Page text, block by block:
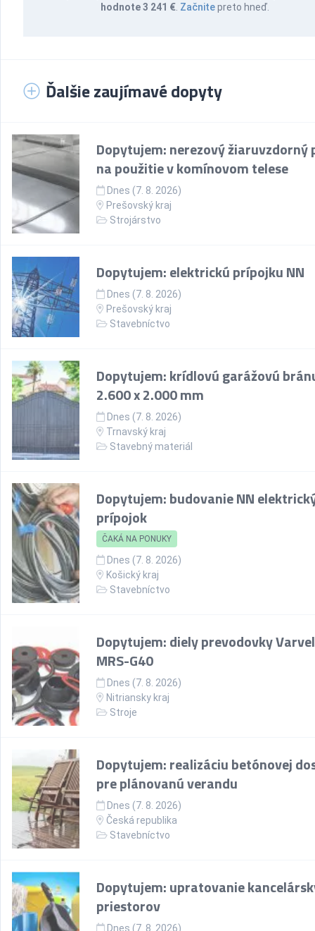
hodnote 3 241 € Začnitepreto hneď.
Ďalšie zaujímavé dopyty
Dopytujem: nerezový žiaruvzdorný
na použitie v komínovom telese
Dnes (7. 8. 2026)
Prešovský kraj
Strojárstvo
Dopytujem: elektrickú prípojku NN
Dnes (7. 8. 2026)
Prešovský kraj
Stavebníctvo
Dopytujem: krídlovú garážovú
2.600 x 2.000 mm
Dnes (7. 8. 2026)
Trnavský kraj
Stavebný materiál
Dopytujem: budovanie NN
prípojok
ČAKÁ NA PONUKY
Dnes (7. 8. 2026)
Košický kraj
Stavebníctvo
Dopytujem: diely prevodovky Varvel
MRS-G40
Dnes (7. 8. 2026)
Nitriansky kraj
Stroje
Dopytujem: realizáciu betónovej
pre plánovanú verandu
Dnes (7. 8. 2026)
Česká republika
Stavebníctvo
Dopytujem: upratovanie
priestorov
Dnes (7. 8. 2026)